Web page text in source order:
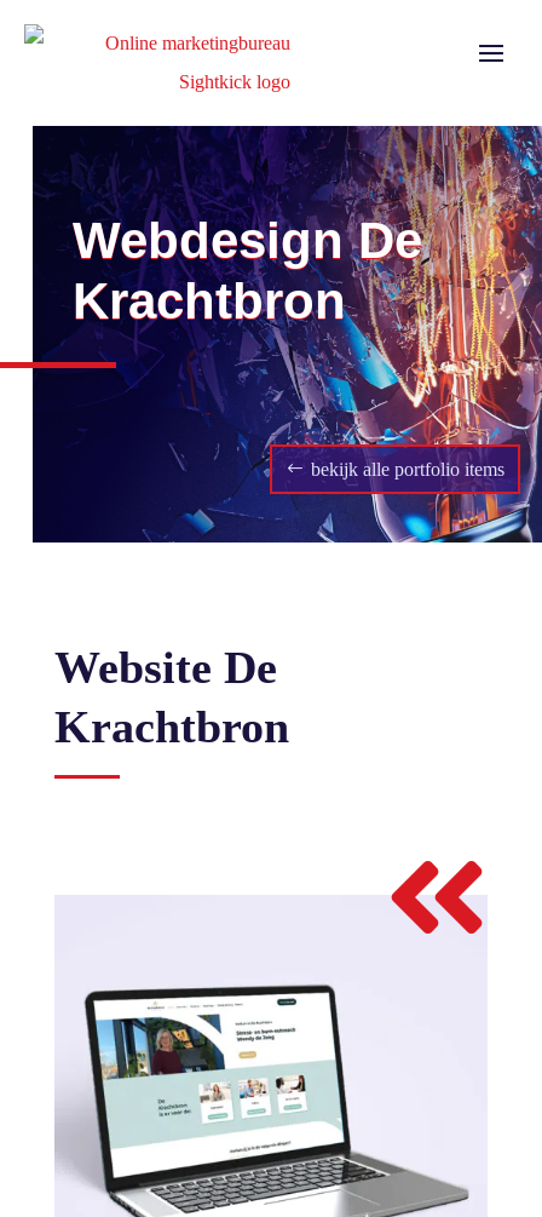
Webdesign De
Krachtbron
bekijk alle portfolio items
Website De
Krachtbron
